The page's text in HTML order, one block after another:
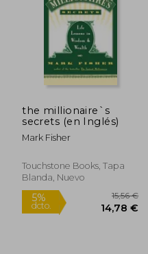
5%
dcto. 17,10 €
the millionaire`s
secrets (en Inglés)
Mark Fisher
Touchstone Books, Tapa
Blanda, Nuevo